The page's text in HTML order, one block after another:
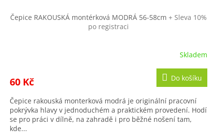
Čepice RAKOUSKÁ montérková MODRÁ 56-58cm + Sleva 10%
po registraci
Skladem
60 Kč Do košíku
Čepice rakouská monterková modrá je originální pracovní
pokrývka hlavy v jednoduchém a praktickém provedení. Hodí
se pro práci v dílně, na zahradě i pro běžné nošení tam,
kde...